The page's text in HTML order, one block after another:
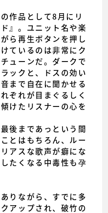
作品として8月にリ
』。ユニット名や楽
ら再生ボタンを押し
ているのは非常にク
ューンだ。ダークで
ックと、ドスの効い
まで自在に聞かせる
ぞれが目まぐるしく
けたリスナーの心を
後まであっという間
とはもちろん、ルー
アスな歌声が癖にな
たくなる中毒性も孕
りながら、すでに多
アップされ、破竹の